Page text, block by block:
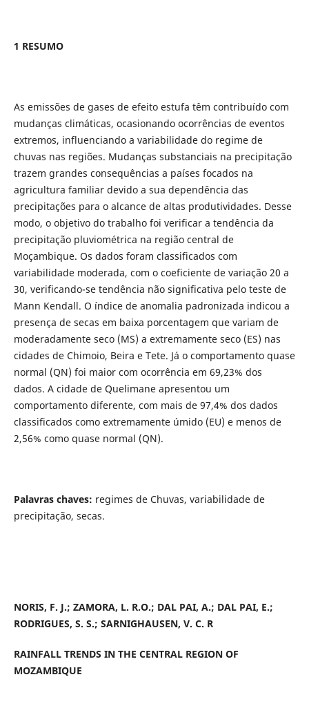
1 RESUMO
As emissões de gases de efeito estufa têm contribuído com
mudanças climáticas, ocasionando ocorrências de eventos
extremos, influenciando a variabilidade do regime de
chuvas nas regiões. Mudanças substanciais na precipitação
trazem grandes consequências a países focados na
agricultura familiar devido a sua dependência das
precipitações para o alcance de altas produtividades. Desse
modo, o objetivo do trabalho foi verificar a tendência da
precipitação pluviométrica na região central de
Moçambique. Os dados foram classificados com
variabilidade moderada, com o coeficiente de variação 20 a
30, verificando-se tendência não significativa pelo teste de
Mann Kendall. O índice de anomalia padronizada indicou a
presença de secas em baixa porcentagem que variam de
moderadamente seco (MS) a extremamente seco (ES) nas
cidades de Chimoio, Beira e Tete. Já o comportamento quase
normal (QN) foi maior com ocorrência em 69,23% dos
dados. A cidade de Quelimane apresentou um
comportamento diferente, com mais de 97,4% dos dados
classificados como extremamente úmido (EU) e menos de
2,56% como quase normal (QN).
Palavras chaves: regimes de Chuvas, variabilidade de
precipitação, secas.
NORIS, F. J.; ZAMORA, L. R.O.; DAL PAI, A.; DAL PAI, E.;
RODRIGUES, S. S.; SARNIGHAUSEN, V. C. R
RAINFALL TRENDS IN THE CENTRAL REGION OF
MOZAMBIQUE